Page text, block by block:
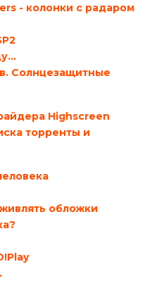
- колонки с радаром
Солнцезащитные
Highscreen
торренты и
обложки